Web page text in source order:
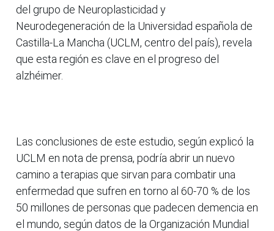
del grupo de Neuroplasticidad y
Neurodegeneración de la Universidad española de
Castilla-La Mancha (UCLM, centro del país), revela
que esta región es clave en el progreso del
alzhéimer.
Las conclusiones de este estudio, según explicó la
UCLM en nota de prensa, podría abrir un nuevo
camino a terapias que sirvan para combatir una
enfermedad que sufren en torno al 60-70 % de los
50 millones de personas que padecen demencia en
el mundo, según datos de la Organización Mundial